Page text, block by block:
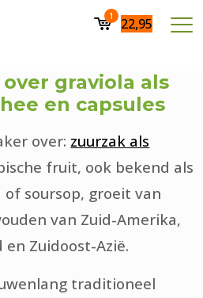
1 22,95
graviola als
en capsules
over: zuurzak als
fruit, ook bekend als
soursop, groeit van
van Zuid-Amerika,
Zuidoost-Azië.
traditioneel